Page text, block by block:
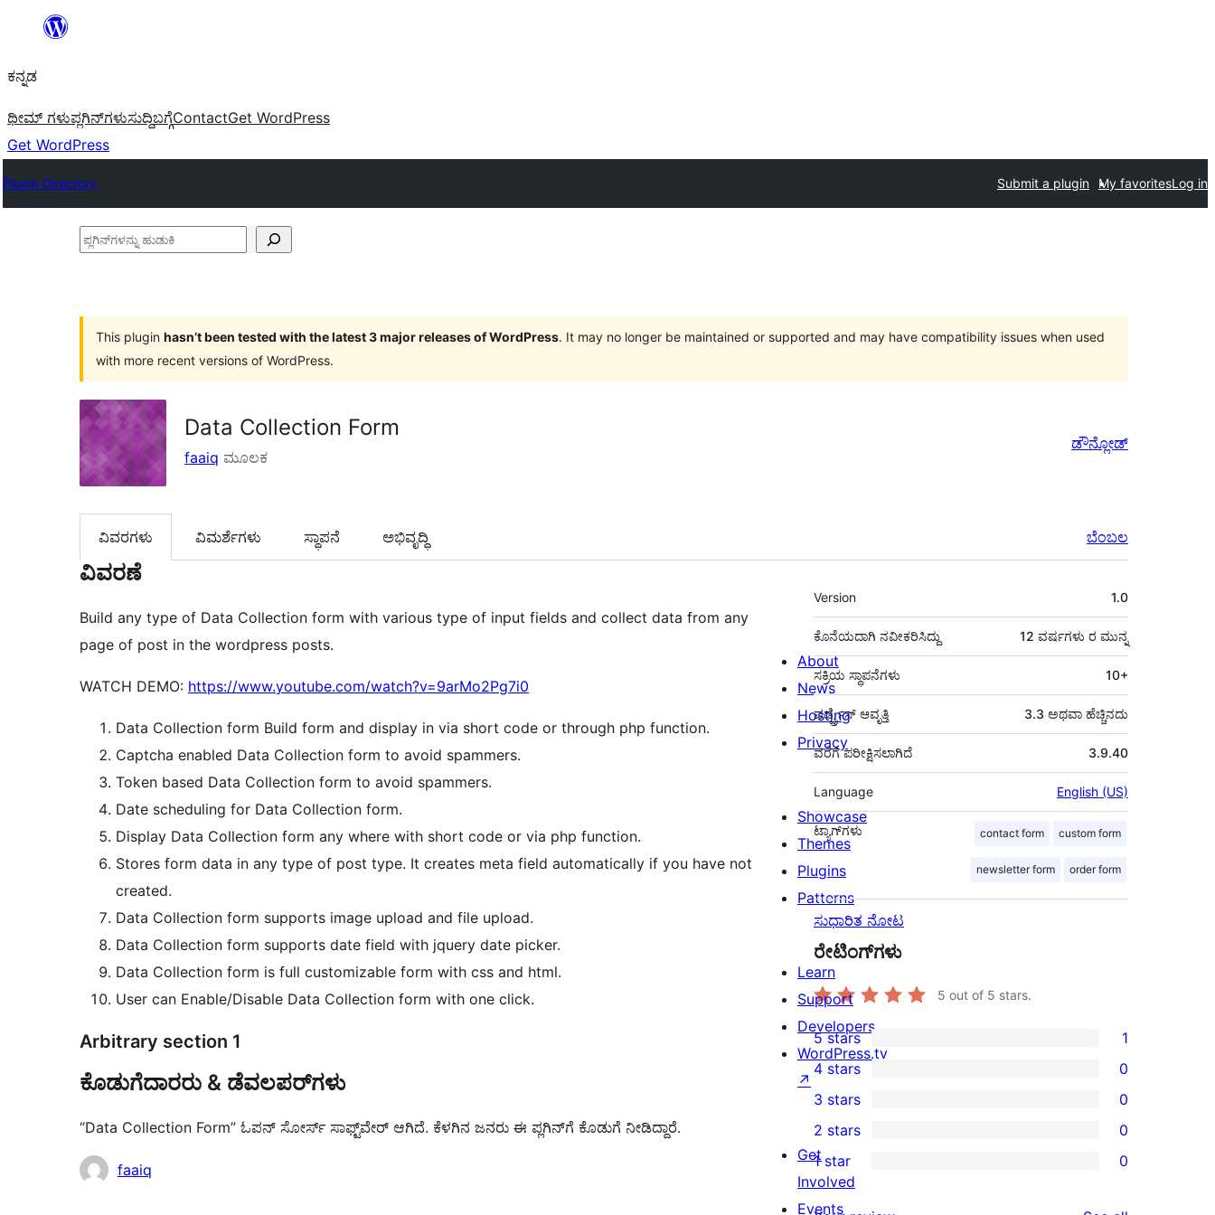
ವಿಷಯಕ್ಕೆ
ಕನ್ನಡ
ಥೀಮ್ ಗಳುಪ್ಲಗಿನ್‌ಗಳುಸುದ್ದಿಬಗ್ಗೆContactGet WordPress
Get WordPress
Plugin Directory Submit a plugin My favoritesLog in
ಪ್ಲಗಿನ್‌ಗಳನ್ನು
This plugin hasn’t been tested with the latest 3 major releases of WordPress. It may no longer be maintained or supported and may have compatibility issues when used
with more recent versions of WordPress.
Data Collection Form
faaiq ಮೂಲಕ
ಡೌನ್ಲೋಡ್
ವಿವರಗಳು ‍ವಿಮರ್ಶೆಗಳು‍ ಸ್ಥಾಪನೆ ಅಭಿವೃದ್ಧಿ ಬೆಂಬಲ
ವಿವರಣೆ
Build any type of Data Collection form with various type of input fields and collect data from any
page of post in the wordpress posts.
WATCH DEMO: https://www.youtube.com/watch?v=9arMo2Pg7i0
Data Collection form Build form and display in via short code or through php function.
Captcha enabled Data Collection form to avoid spammers.
Token based Data Collection form to avoid spammers.
Date scheduling for Data Collection form.
Display Data Collection form any where with short code or via php function.
Stores form data in any type of post type. It creates meta field automatically if you have not
created.
Data Collection form supports image upload and file upload.
Data Collection form supports date field with jquery date picker.
Data Collection form is full customizable form with css and html.
User can Enable/Disable Data Collection form with one click.
Arbitrary section 1
ಕೊಡುಗೆದಾರರು & ಡೆವಲಪರ್‌ಗಳು
“Data Collection Form” ಓಪನ್ ಸೋರ್ಸ್ ಸಾಫ್ಟ್‌ವೇರ್ ಆಗಿದೆ. ಕೆಳಗಿನ ಜನರು ಈ ಪ್ಲಗಿನ್‌ಗೆ ಕೊಡುಗೆ ನೀಡಿದ್ದಾರೆ.
ಕೊಡುಗೆದಾರರು
faaiq
ಮೆಟಾ
Version 1.0
ಕೊನೆಯದಾಗಿ ನವೀಕರಿಸಿದ್ದು 12 ವರ್ಷಗಳು ರ ಮುನ್ನ
ಸಕ್ರಿಯ ಸ್ಥಾಪನೆಗಳು 10+
ವರ್ಡ್ಪ್ರೆಸ್ ಆವೃತ್ತಿ 3.3 ಅಥವಾ ಹೆಚ್ಚಿನದು
3.9.40
ವರೆಗೆ ಪರೀಕ್ಷಿಸಲಾಗಿದೆ
Language English (US)
ಟ್ಯಾಗ್‌ಗಳು contact form custom form
newsletter form order form
ಸುಧಾರಿತ ನೋಟ
ರೇಟಿಂಗ್‌ಗಳು
5 out of 5 stars.
1
5-
star
review
5 stars 1
4-
star
reviews
4 stars 0
0
3-
star
reviews
3 stars 0
2-
2 stars 0
1 star 0
About
News
Hosting
Privacy
Showcase
Themes
Plugins
Patterns
Learn
Support
Developers
WordPress.tv
↗
Get
Involved
Events